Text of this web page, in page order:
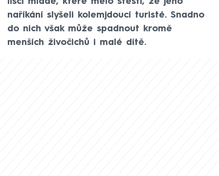
naříkání slyšeli kolemjdoucí turisté. Snadno
do nich však může spadnout kromě
menších živočichů i malé dítě.